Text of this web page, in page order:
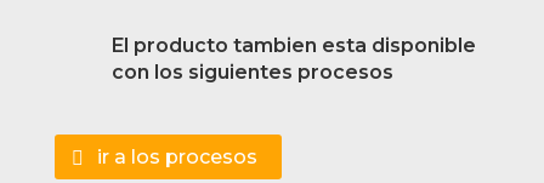
El producto tambien esta disponible
con los siguientes procesos
ir a los procesos